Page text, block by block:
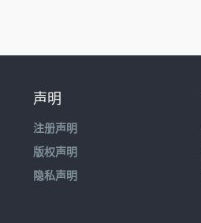
声明
注册声明
版权声明
隐私声明